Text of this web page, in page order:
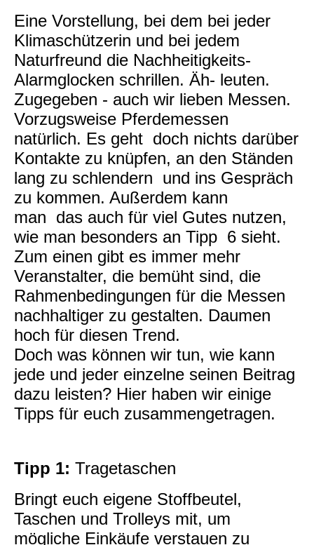
Eine Vorstellung, bei dem bei jeder
Klimaschützerin und bei jedem
Naturfreund die Nachheitigkeits-
Alarmglocken schrillen. Äh- leuten.
Zugegeben - auch wir lieben Messen.
Vorzugsweise Pferdemessen
natürlich. Es geht doch nichts darüber
Kontakte zu knüpfen, an den Ständen
lang zu schlendern und ins Gespräch
zu kommen. Außerdem kann
man das auch für viel Gutes nutzen,
wie man besonders an Tipp 6 sieht.
Zum einen gibt es immer mehr
Veranstalter, die bemüht sind, die
Rahmenbedingungen für die Messen
nachhaltiger zu gestalten. Daumen
hoch für diesen Trend.
Doch was können wir tun, wie kann
jede und jeder einzelne seinen Beitrag
dazu leisten? Hier haben wir einige
Tipps für euch zusammengetragen.
Tipp 1: Tragetaschen
Bringt euch eigene Stoffbeutel,
Taschen und Trolleys mit, um
mögliche Einkäufe verstauen zu